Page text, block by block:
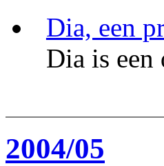
Dia, een
Dia is
2004/05